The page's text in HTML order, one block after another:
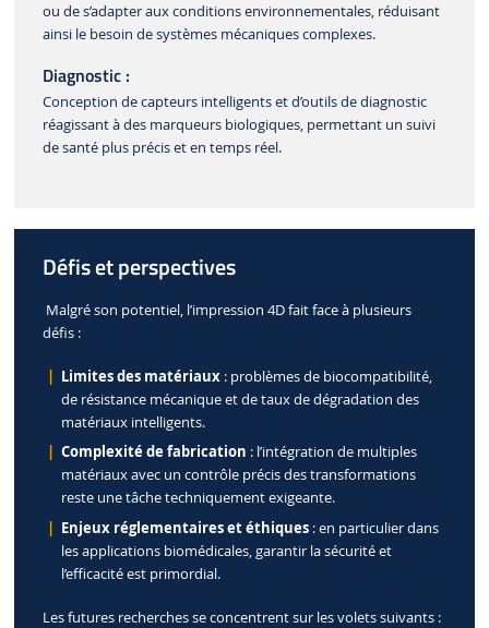
ou de s’adapter aux conditions environnementales, réduisant
ainsi le besoin de systèmes mécaniques complexes.
Diagnostic :
Conception de capteurs intelligents et d’outils de diagnostic
réagissant à des marqueurs biologiques, permettant un suivi
de santé plus précis et en temps réel.
Défis et perspectives
Malgré son potentiel, l’impression 4D fait face à plusieurs
défis :
Limites des matériaux: problèmes de biocompatibilité,
de résistance mécanique et de taux de dégradation des
matériaux intelligents.
Complexité de fabrication : l’intégration de multiples
matériaux avec un contrôle précis des transformations
reste une tâche techniquement exigeante.
Enjeux réglementaires et éthiques: en particulier dans
les applications biomédicales, garantir la sécurité et
l’efficacité est primordial.
Les futures recherches se concentrent sur les volets suivants :